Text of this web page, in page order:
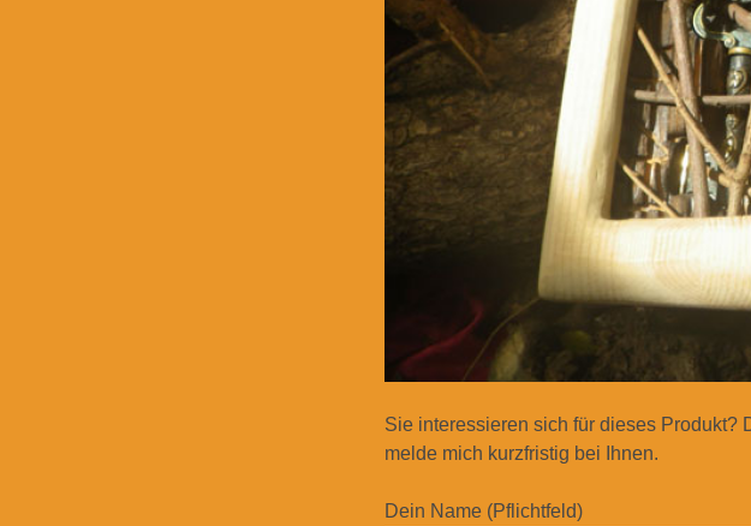
Sie interessieren sich für dieses Produkt?
melde mich kurzfristig bei Ihnen.
Dein Name (Pflichtfeld)